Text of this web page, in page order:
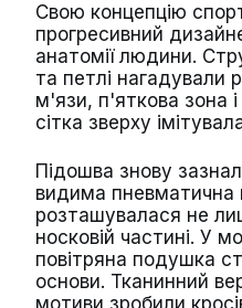
Свою концепцію
прогресивний
анатомії людини.
та петлі нагадували
м'язи, п'яткова зона
сітка зверху
Підошва знову
видима пневматична
розташувалася не
носковій частині. У
повітряна подушка
основи. Тканинний
мотиви зробили